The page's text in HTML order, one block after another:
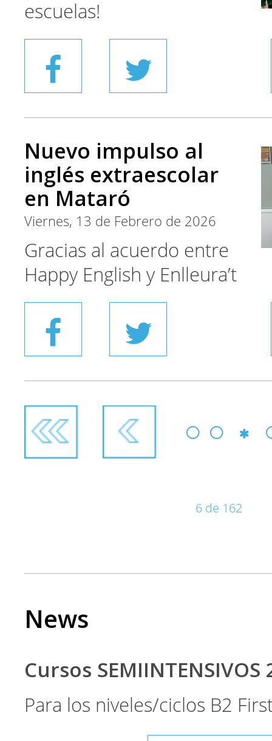
escuelas!
Nuevo impulso al
inglés extraescolar
en Mataró
Viernes, 13 de Febrero de 2026
Gracias al acuerdo entre
Happy English y Enlleura’t
6 de 162
News
Cursos SEMIINTENSIVOS
Para los niveles/ciclos B2